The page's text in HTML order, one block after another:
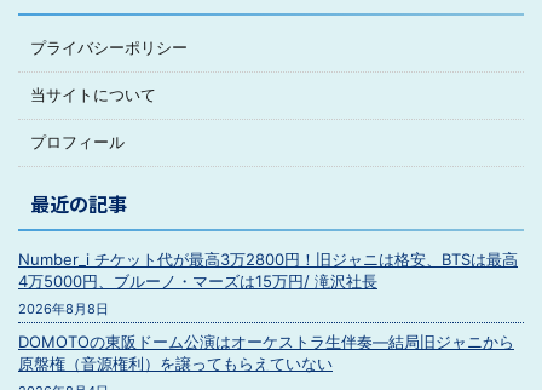
プライバシーポリシー
当サイトについて
プロフィール
最近の記事
Number_i チケット代が最高3万2800円！旧ジャニは格安、BTSは最高
4万5000円、ブルーノ・マーズは15万円/ 滝沢社長
2026年8月8日
DOMOTOの東阪ドーム公演はオーケストラ生伴奏―結局旧ジャニから
原盤権（音源権利）を譲ってもらえていない